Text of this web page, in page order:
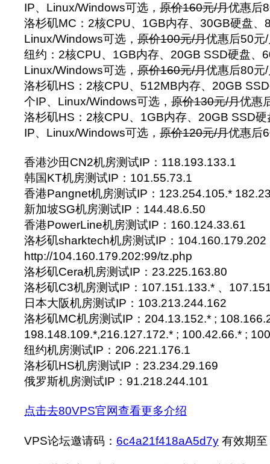
IP、Linux/Windows可选， 原价160元/月优惠后
洛杉矶MC：2核CPU、1GB内存、30GB硬盘、
Linux/Windows可选， 原价100元/月优惠后50元
纽约：2核CPU、1GB内存、20GB SSD硬盘、
Linux/Windows可选， 原价160元/月优惠后80元
洛杉矶HS：2核CPU、512MB内存、20GB
个IP、Linux/Windows可选， 原价130元/月优惠
洛杉矶HS：2核CPU、1GB内存、20GB SSD
IP、Linux/Windows可选， 原价120元/月优惠后
香港沙田CN2机房测试IP：118.193.133.1
韩国KT机房测试IP：101.55.73.1
香港Pangnet机房测试IP：123.254.105.*
新加坡SG机房测试IP：144.48.6.50
香港PowerLine机房测试IP：160.124.33.61
洛杉矶sharktech机房测试IP：104.160.179.202
http://104.160.179.202:99/tz.php
洛杉矶Cera机房测试IP：23.225.163.80
洛杉矶C3机房测试IP：107.151.133.* 、
日本大阪机房测试IP：103.213.244.162
洛杉矶MC机房测试IP：204.13.152.* ;
198.148.109.*,216.127.172.* ; 100.42.66.* ;
纽约机房测试IP：206.221.176.1
洛杉矶HS机房测试IP：23.234.29.169
俄罗斯机房测试IP：91.218.244.101
点击去80VPS官网查看更多介绍
VPS论坛邀请码： 6c4a21f418aA5d7y 有效期